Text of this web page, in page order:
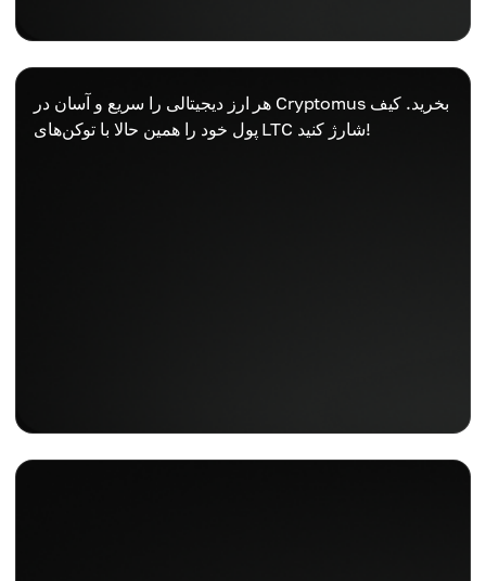
هر ارز دیجیتالی را سریع و آسان در Cryptomus بخرید. کیف
پول خود را همین حالا با توکن‌های LTC شارژ کنید!